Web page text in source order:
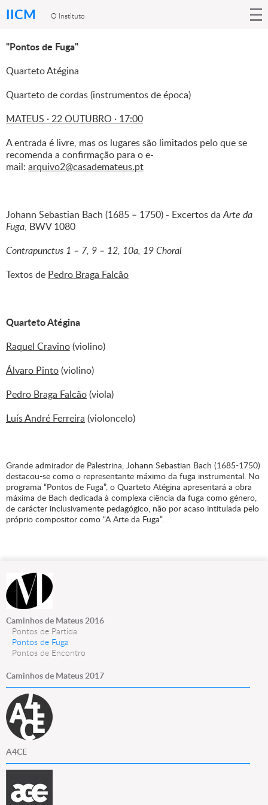
IICM O Instituto
"Pontos de Fuga"
Quarteto Atégina
Quarteto de cordas (instrumentos de época)
MATEUS · 22 OUTUBRO · 17:00
A entrada é livre, mas os lugares são limitados pelo que se
recomenda a confirmação para o e-
mail: arquivo2@casademateus.pt
Johann Sebastian Bach (1685 – 1750) - Excertos daArte da
Fuga, BWV 1080
Contrapunctus 1 – 7, 9 – 12, 10a, 19 Choral
Textos de Pedro Braga Falcão
Quarteto Atégina
Raquel Cravino(violino)
Álvaro Pinto(violino)
Pedro Braga Falcão(viola)
Luís André Ferreira (violoncelo)
Grande admirador de Palestrina, Johann Sebastian Bach (1685-1750)
destacou-se como o representante máximo da fuga instrumental. No
programa “Pontos de Fuga”, o Quarteto Atégina apresentará a obra
máxima de Bach dedicada à complexa ciência da fuga como género,
de carácter inclusivamente pedagógico, não por acaso intitulada pelo
próprio compositor como “A Arte da Fuga”.
Caminhos de Mateus 2016
Pontos de Partida
Pontos de Fuga
Pontos de Encontro
Caminhos de Mateus 2017
A4CE